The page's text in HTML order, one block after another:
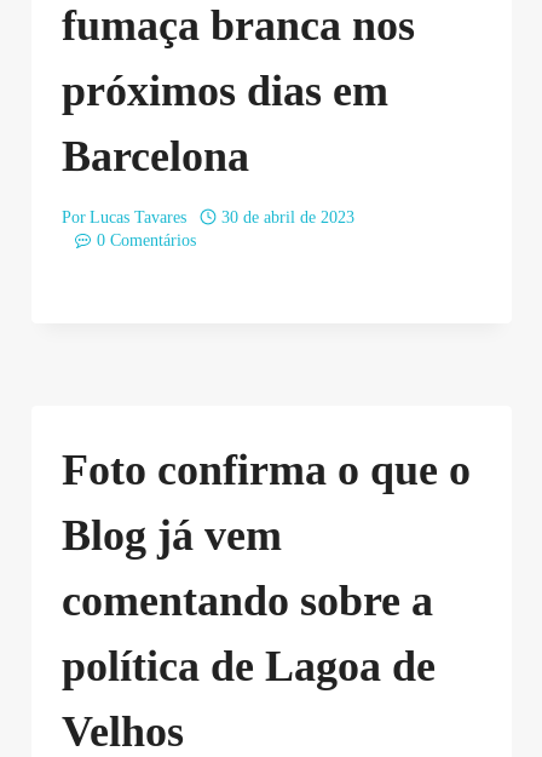
fumaça branca nos
próximos dias em
Barcelona
Por Lucas Tavares
30 de abril de 2023
0 Comentários
Foto confirma o que o
Blog já vem
comentando sobre a
política de Lagoa de
Velhos